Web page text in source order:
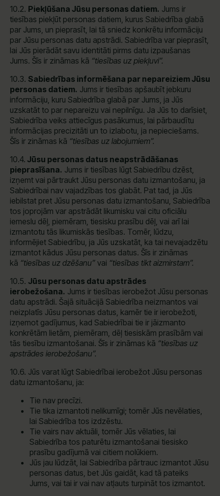
10.2. Piekļūšana Jūsu personas datiem. Jums ir
tiesības piekļūt personas datiem, kurus Sabiedrība glabā
par Jums, un pieprasīt, lai tā sniedz konkrētu informāciju
par Jūsu personas datu apstrādi. Sabiedrība var pieprasīt,
lai Jūs pierādāt savu identitāti pirms datu izpaušanas
Jums. Šīs ir zināmas kā “tiesības uz piekļuvi”.
10.3. Sabiedrības informēšana par nepareiziem Jūsu
personas datiem. Jums ir tiesības apšaubīt jebkuru
informāciju, kuru Sabiedrība glabā par Jums, ja Jūs
uzskatāt to par nepareizu vai nepilnīgu. Ja Jūs to darīsiet,
Sabiedrība veiks attiecīgus pasākumus, lai pārbaudītu
informācijas precizitāti un to izlabotu, ja nepieciešams.
Šīs ir zināmas kā “tiesības uz labojumiem”.
10.4. Jūsu personas datus neapstrādāšanas
pieprasīšana. Jums ir tiesības lūgt Sabiedrību dzēst,
izņemt vai pārtraukt Jūsu personas datu izmantošanu, ja
Sabiedrībai nav vajadzības tos glabāt. Pat tad, ja Jūs
iebilstat pret Jūsu personas datu izmantošanu, Sabiedrība
tos joprojām var apstrādāt likumisku vai citu oficiālu
iemeslu dēļ, piemēram, tiesisku prasību dēļ, vai arī lai
izmantotu tās likumiskās tiesības. Tomēr, lūdzu,
informējiet Sabiedrību, ja Jūs uzskatāt, ka tai nevajadzētu
izmantot kādus Jūsu personas datus. Šīs ir zināmas
kā “tiesības uz dzēšanu” vai “tiesības tikt aizmirstam”.
10.5. Jūsu personas datu apstrādes
ierobežošana. Jums ir tiesības ierobežot Jūsu personas
datu apstrādi. Šajā situācijā Sabiedrība neizmantos vai
neizplatīs Jūsu personas datus, kamēr tie ir ierobežoti,
izņemot gadījumus, kad Sabiedrībai tie ir jāizmanto
konkrētām lietām, piemēram, dēļ tiesiskām prasībām vai
tās tiesību izmantošanai. Šīs ir zināmas kā “tiesības uz
apstrādes ierobežošanu”.
10.6. Jūs varat lūgt Sabiedrībai ierobežot Jūsu personas
datu izmantošanu, ja:
Tie nav precīzi.
Tie tika izmantoti nelikumīgi; tomēr Jūs nevēlaties,
lai Sabiedrība tos izdzēstu.
Tie vairs nav aktuāli, tomēr Jūs vēlaties, lai
Sabiedrība tos paturētu izmantošanai tiesisko
prasību gadījumā vai citiem nolūkiem.
Jūs jau lūdzāt, lai Sabiedrība pārtrauc izmantot Jūsu
personas datus, bet Jūs gaidāt, kad tā pateiks
Jums, vai tai ir vai nav atļauts turpināt tos izmantot.